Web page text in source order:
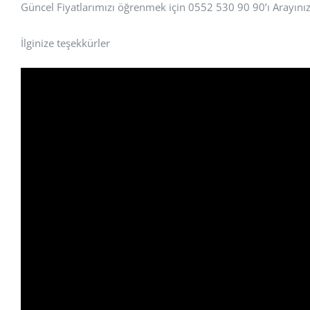
Güncel Fiyatlarımızı öğrenmek için 0552 530 90 90’ı
İlginize teşekkürler